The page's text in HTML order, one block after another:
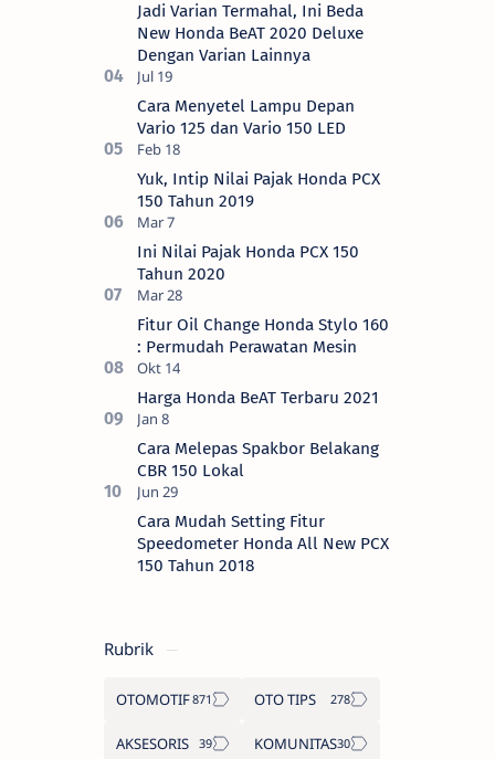
Jadi Varian Termahal, Ini Beda
New Honda BeAT 2020 Deluxe
Dengan Varian Lainnya
Cara Menyetel Lampu Depan
Vario 125 dan Vario 150 LED
Yuk, Intip Nilai Pajak Honda PCX
150 Tahun 2019
Ini Nilai Pajak Honda PCX 150
Tahun 2020
Fitur Oil Change Honda Stylo 160
: Permudah Perawatan Mesin
Harga Honda BeAT Terbaru 2021
Cara Melepas Spakbor Belakang
CBR 150 Lokal
Cara Mudah Setting Fitur
Speedometer Honda All New PCX
150 Tahun 2018
Rubrik
OTOMOTIF OTO TIPS
AKSESORIS KOMUNITAS